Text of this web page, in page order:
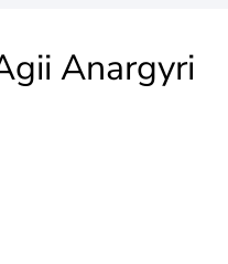
Anargyri